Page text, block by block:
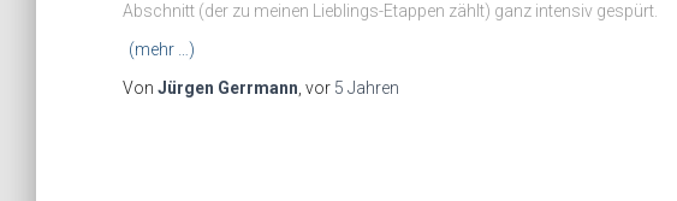
Abschnitt (der zu meinen Lieblings-Etappen zählt) ganz intensiv gespürt.
(mehr …)
Von Jürgen Gerrmann , vor 5 Jahren